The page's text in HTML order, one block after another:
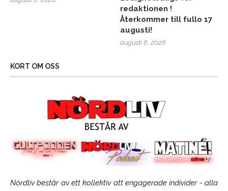
redaktionen !
Återkommer till fullo 17
augusti!
augusti 6, 2026
KORT OM OSS
Nördliv består av ett kollektiv att engagerade individer - alla